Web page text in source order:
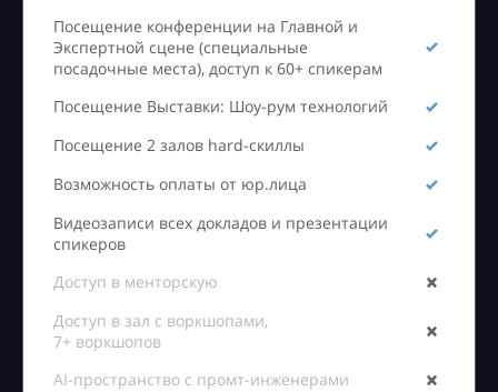
Посещение конференции на Главной и
Экспертной сцене (специальные
посадочные места), доступ к 60+ спикерам
Посещение Выставки: Шоу-рум технологий
Посещение 2 залов hard-скиллы
Возможность оплаты от юр.лица
Видеозаписи всех докладов и презентации
спикеров
Доступ в менторскую
Доступ в зал с воркшопами,
7+ воркшопов
AI-пространство с промт-инженерами